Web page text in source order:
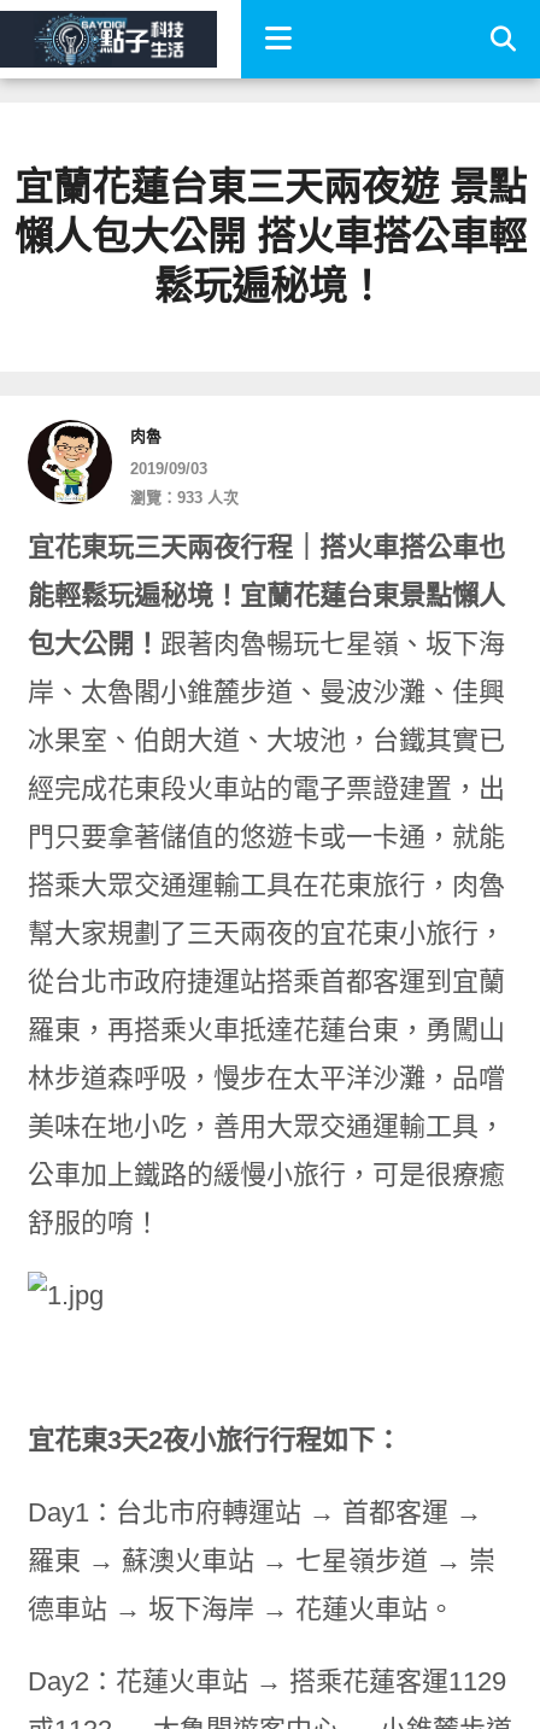
宜蘭花蓮台東三天兩夜遊 景點
懶人包大公開 搭火車搭公車輕
鬆玩遍秘境！
肉魯
2019/09/03
瀏覽：933 人次
宜花東玩三天兩夜行程｜搭火車搭公車也
能輕鬆玩遍秘境！宜蘭花蓮台東景點懶人
包大公開！ 跟著肉魯暢玩七星嶺、坂下海
岸、太魯閣小錐麓步道、曼波沙灘、佳興
冰果室、伯朗大道、大坡池，台鐵其實已
經完成花東段火車站的電子票證建置，出
門只要拿著儲值的悠遊卡或一卡通，就能
搭乘大眾交通運輸工具在花東旅行，肉魯
幫大家規劃了三天兩夜的宜花東小旅行，
從台北市政府捷運站搭乘首都客運到宜蘭
羅東，再搭乘火車抵達花蓮台東，勇闖山
林步道森呼吸，慢步在太平洋沙灘，品嚐
美味在地小吃，善用大眾交通運輸工具，
公車加上鐵路的緩慢小旅行，可是很療癒
舒服的唷！
宜花東3天2夜小旅行行程如下：
Day1：台北市府轉運站 → 首都客運 →
羅東 → 蘇澳火車站 → 七星嶺步道 → 崇
德車站 → 坂下海岸 → 花蓮火車站。
Day2：花蓮火車站 → 搭乘花蓮客運1129